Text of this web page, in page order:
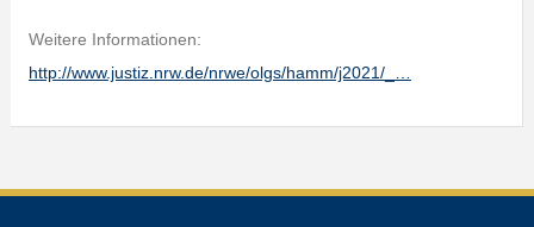
Weitere Informationen:
http://www.justiz.nrw.de/nrwe/olgs/hamm/j2021/_…